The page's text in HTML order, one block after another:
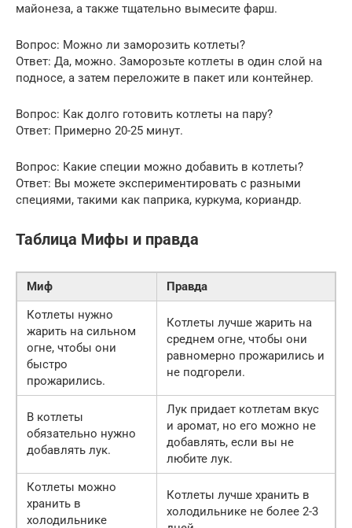
майонеза, а также тщательно вымесите фарш.
Вопрос: Можно ли заморозить котлеты?
Ответ: Да, можно. Заморозьте котлеты в один слой на
подносе, а затем переложите в пакет или контейнер.
Вопрос: Как долго готовить котлеты на пару?
Ответ: Примерно 20-25 минут.
Вопрос: Какие специи можно добавить в котлеты?
Ответ: Вы можете экспериментировать с разными
специями, такими как паприка, куркума, кориандр.
Таблица Мифы и правда
Миф
Правда
Котлеты нужно
жарить на сильном
огне, чтобы они
быстро
прожарились.
Котлеты лучше жарить на
среднем огне, чтобы они
равномерно прожарились и
не подгорели.
В котлеты
обязательно нужно
добавлять лук.
Лук придает котлетам вкус
и аромат, но его можно не
добавлять, если вы не
любите лук.
Котлеты можно
хранить в
холодильнике
Котлеты лучше хранить в
холодильнике не более 2-3